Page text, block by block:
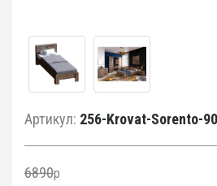
Артикул: 256-Krovat-Sorento-
6890p